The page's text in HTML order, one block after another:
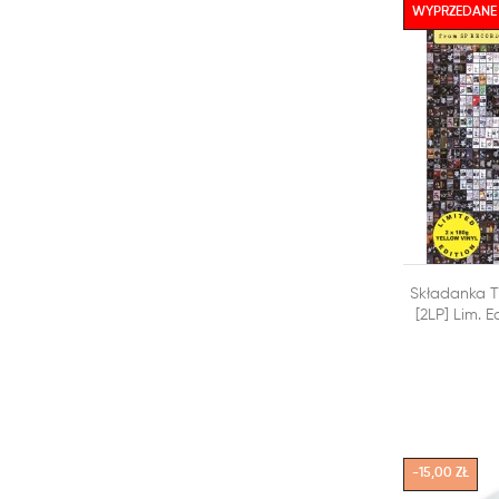
DODAJ
Składanka
[2LP] Lim.
WYPRZEDANE
-15,00 ZŁ